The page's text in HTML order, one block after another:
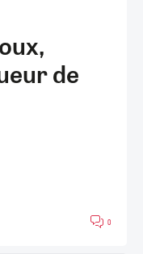
de
0